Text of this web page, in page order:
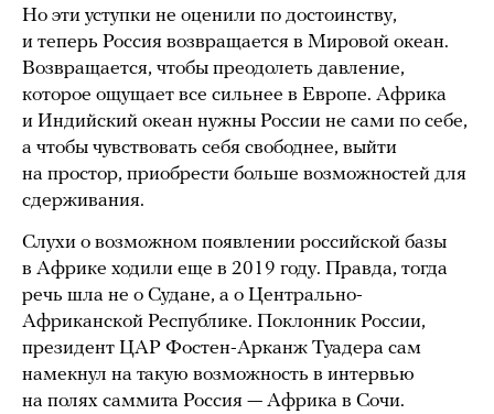
Но эти уступки не оценили по достоинству,
и теперь Россия возвращается в Мировой океан.
Возвращается, чтобы преодолеть давление,
которое ощущает все сильнее в Европе. Африка
и Индийский океан нужны России не сами по себе,
а чтобы чувствовать себя свободнее, выйти
на простор, приобрести больше возможностей для
сдерживания.
Слухи о возможном появлении российской базы
в Африке ходили еще в 2019 году. Правда, тогда
речь шла не о Судане, а о Центрально-
Африканской Республике. Поклонник России,
президент ЦАР Фостен-Арканж Туадера сам
намекнул на такую возможность в интервью
на полях саммита Россия — Африка в Сочи.